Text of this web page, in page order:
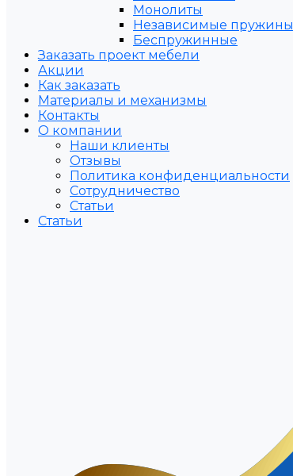
Монолиты
Независимые пружины
Беспружинные
Заказать проект мебели
Акции
Как заказать
Материалы и механизмы
Контакты
О компании
Наши клиенты
Отзывы
Политика конфиденциальности
Сотрудничество
Статьи
Статьи